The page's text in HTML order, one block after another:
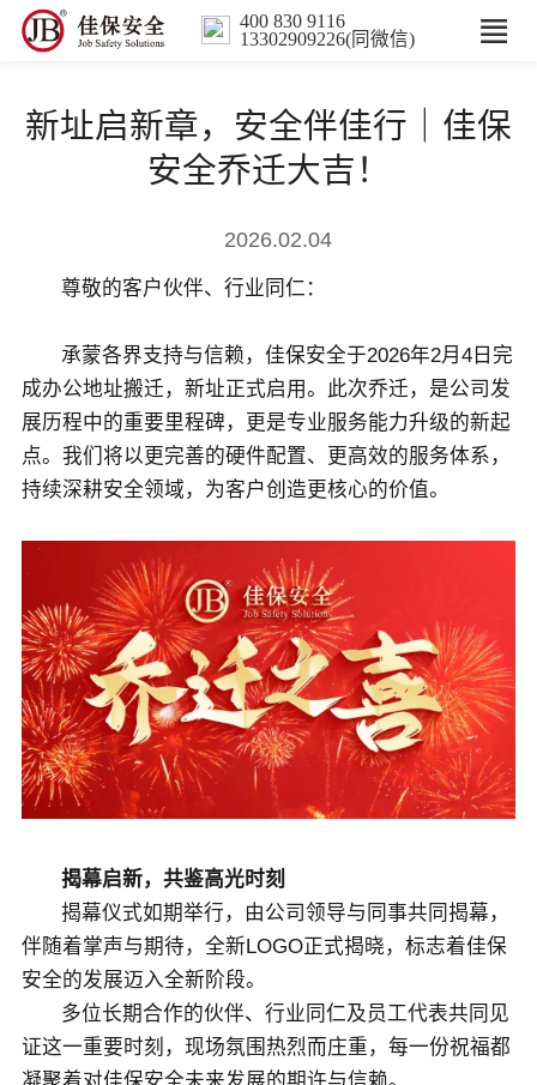
400 830 9116
13302909226(同微信)
行业案例
培训
人力服务
关于佳保
EN
新址启新章，安全伴佳行｜佳保
安全乔迁大吉！
2026.02.04
尊敬的客户伙伴、行业同仁：
承蒙各界支持与信赖，佳保安全于2026年2月4日完
成办公地址搬迁，新址正式启用。此次乔迁，是公司发
展历程中的重要里程碑，更是专业服务能力升级的新起
点。我们将以更完善的硬件配置、更高效的服务体系，
持续深耕安全领域，为客户创造更核心的价值。
揭幕启新，共鉴高光时刻
揭幕仪式如期举行，由公司领导与同事共同揭幕，
伴随着掌声与期待，全新LOGO正式揭晓，标志着佳保
安全的发展迈入全新阶段。
多位长期合作的伙伴、行业同仁及员工代表共同见
证这一重要时刻，现场氛围热烈而庄重，每一份祝福都
凝聚着对佳保安全未来发展的期许与信赖。